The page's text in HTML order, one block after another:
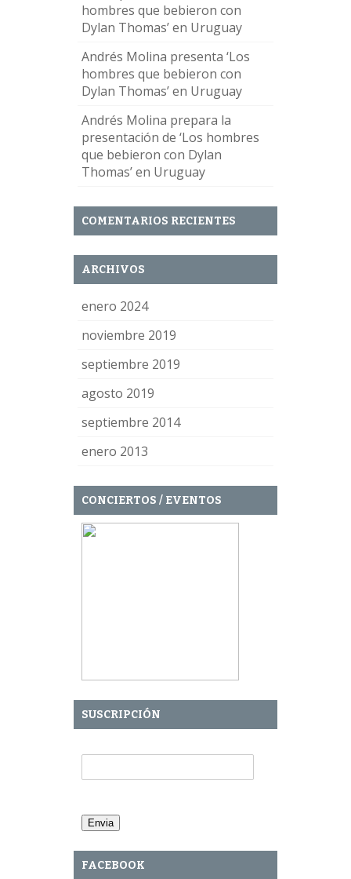
hombres que bebieron con
Dylan Thomas’ en Uruguay
Andrés Molina presenta ‘Los
hombres que bebieron con
Dylan Thomas’ en Uruguay
Andrés Molina prepara la
presentación de ‘Los hombres
que bebieron con Dylan
Thomas’ en Uruguay
COMENTARIOS RECIENTES
ARCHIVOS
enero 2024
noviembre 2019
septiembre 2019
agosto 2019
septiembre 2014
enero 2013
CONCIERTOS / EVENTOS
SUSCRIPCIÓN
FACEBOOK